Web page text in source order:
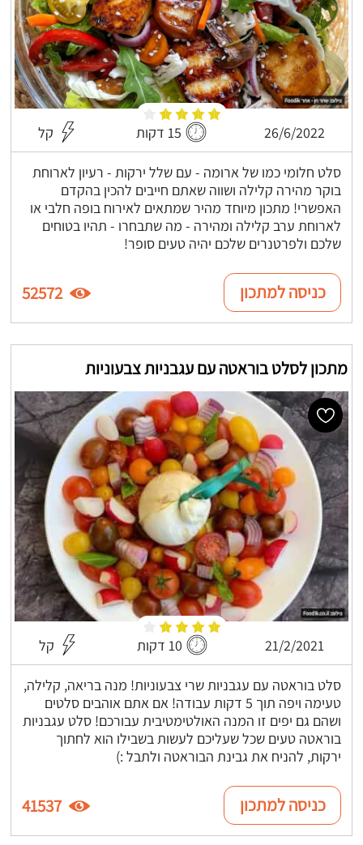
26/6/2022 15 דקות קל
סלט חלומי כמו של ארומה - עם שלל ירקות - רעיון לארוחת
בוקר מהירה קלילה ושווה שאתם חייבים להכין בהקדם
האפשרי! מתכון מיוחד מהיר שמתאים לאירוח בופה חלבי או
לארוחת ערב קלילה ומהירה - מה שתבחרו - תהיו בטוחים
שלכם ולפרטנרים שלכם יהיה טעים סופר!
כניסה למתכון 52572
מתכון לסלט בוראטה עם עגבניות צבעוניות
21/2/2021 10 דקות קל
סלט בוראטה עם עגבניות שרי צבעוניות! מנה בריאה, קלילה,
טעימה ויפה תוך 5 דקות עבודה! אם אתם אוהבים סלטים
ושהם גם יפים זו המנה האולטימטיבית עבורכם! סלט עגבניות
בוראטה טעים שכל שעליכם לעשות בשבילו הוא לחתוך
ירקות, להניח את גבינת הבוראטה ולתבל :)
כניסה למתכון 41537